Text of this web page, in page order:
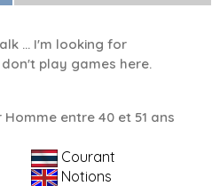
... I'm looking for
play games here.
entre 40 et 51 ans
Courant
Notions